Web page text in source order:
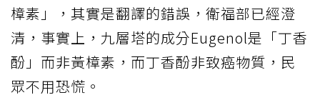
樟素」，其實是翻譯的錯誤，衛福部已經澄
清，事實上，九層塔的成分Eugenol是「丁香
酚」而非黃樟素，而丁香酚非致癌物質，民
眾不用恐慌。